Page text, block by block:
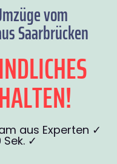
vom
Saarbrücken
aus Experten ✓
✓